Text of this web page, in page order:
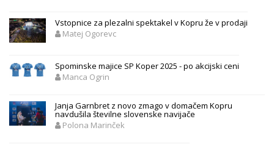
Vstopnice za plezalni spektakel v Kopru že v prodaji
Matej Ogorevc
Spominske majice SP Koper 2025 - po akcijski ceni
Manca Ogrin
Janja Garnbret z novo zmago v domačem Kopru
navdušila številne slovenske navijače
Polona Marinček